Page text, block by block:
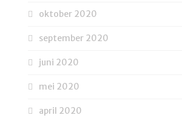
oktober 2020
september 2020
juni 2020
mei 2020
april 2020